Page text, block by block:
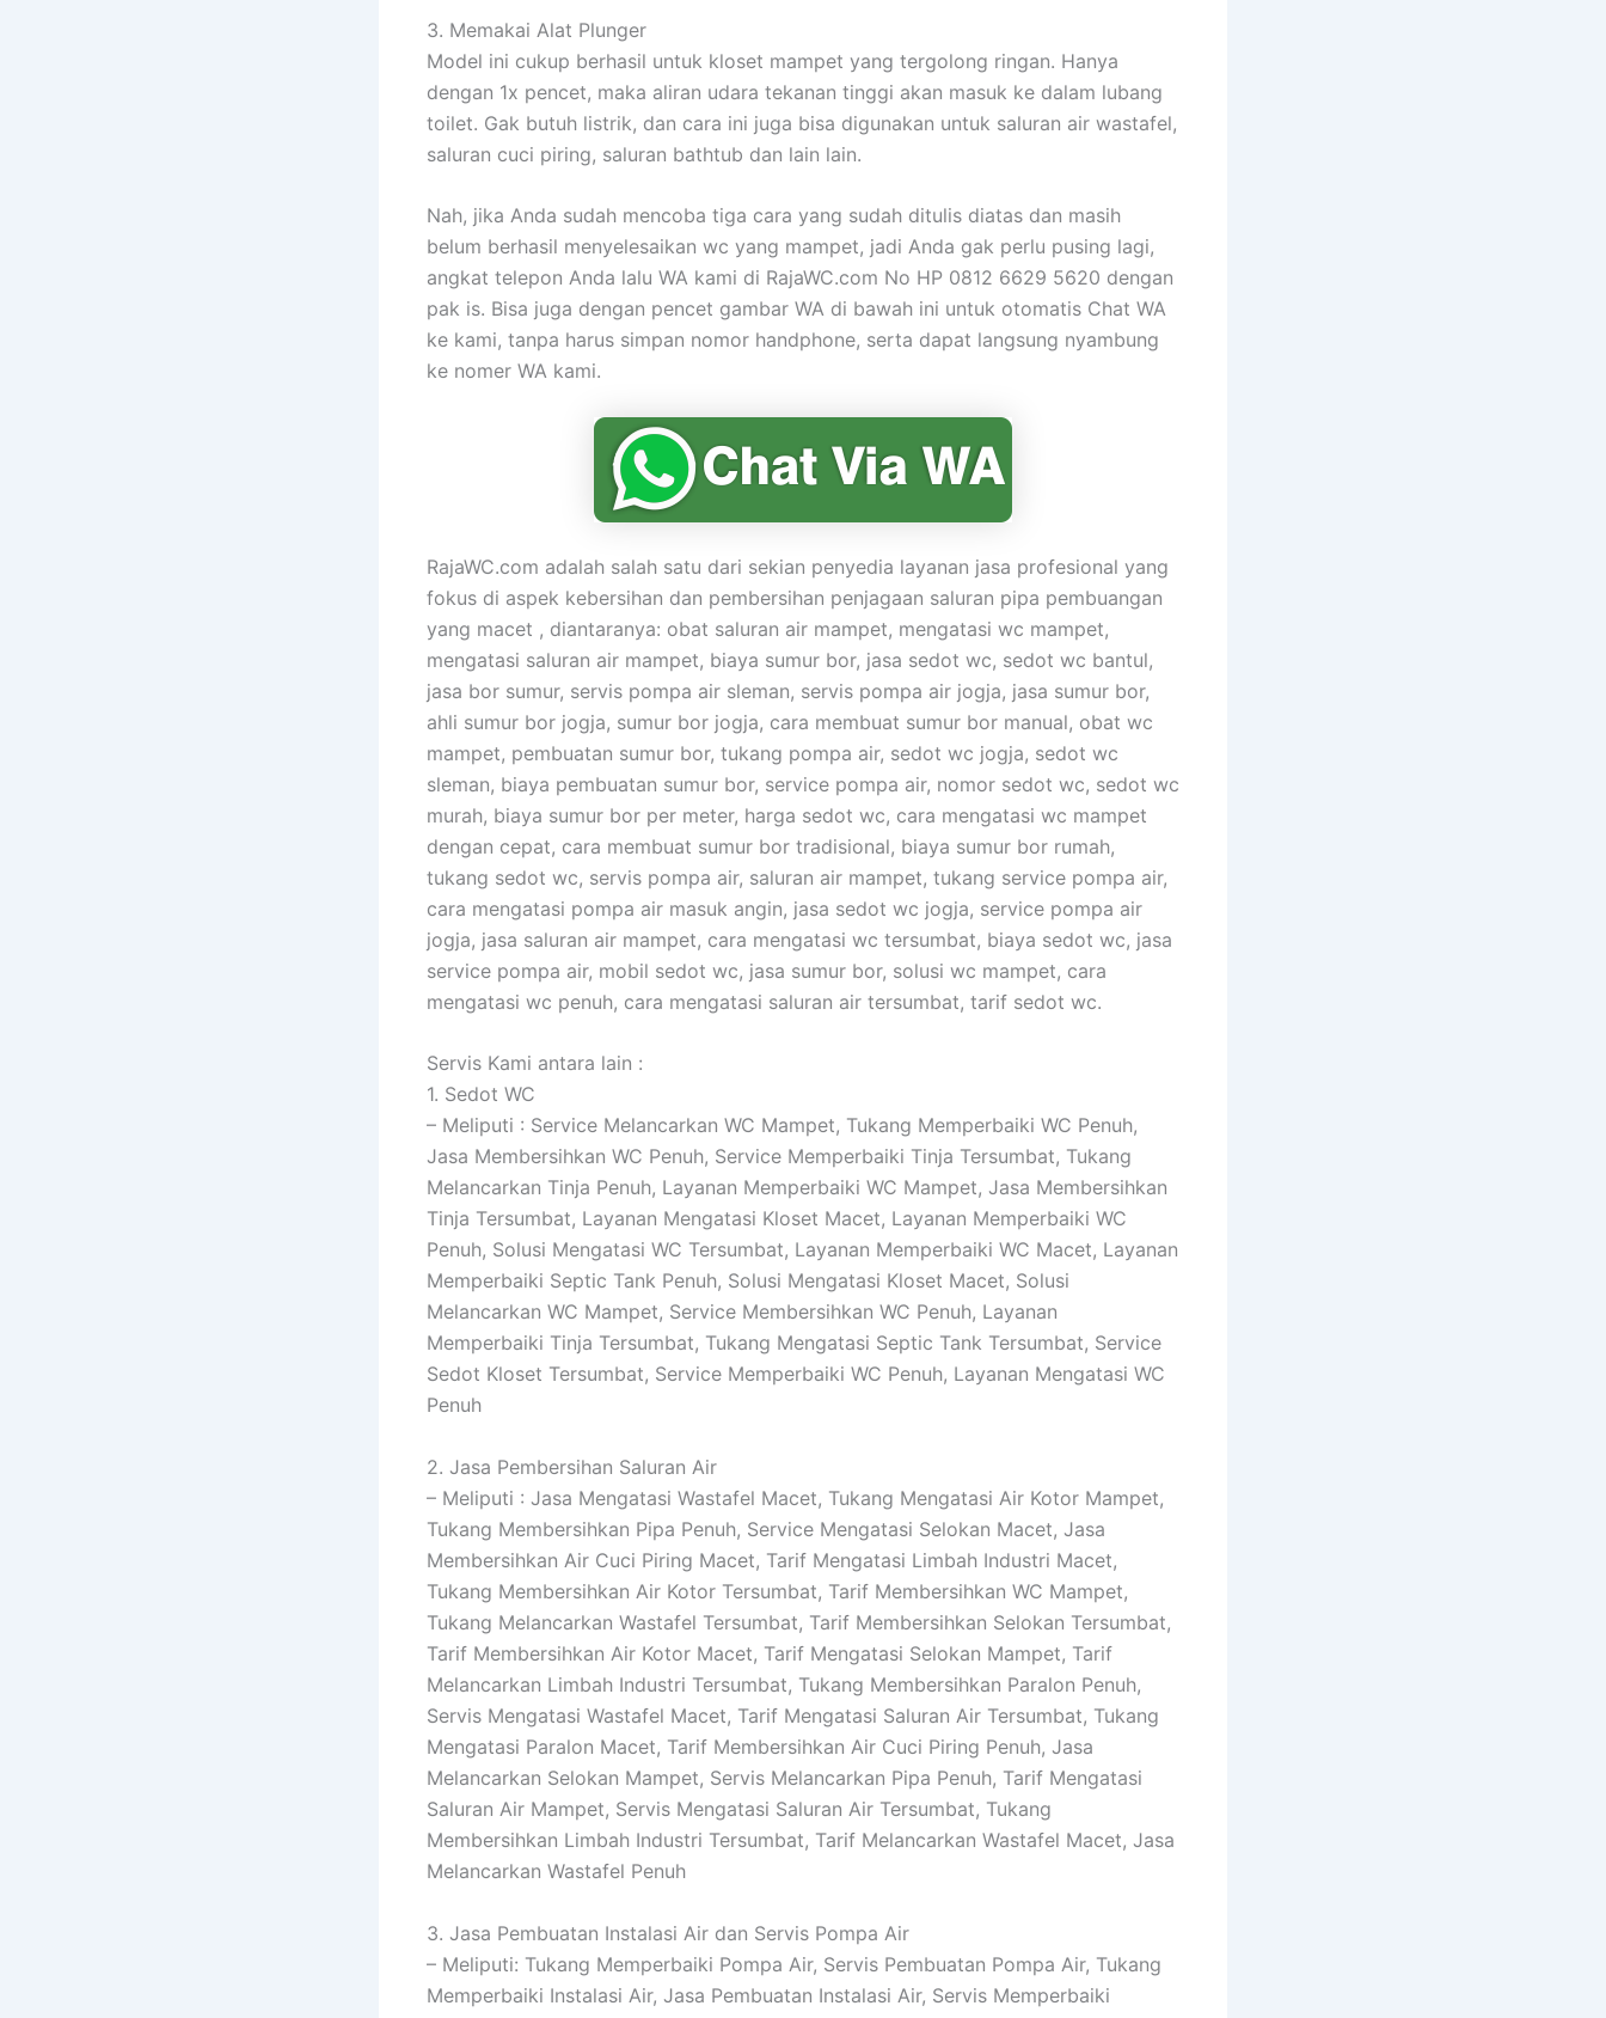
3. Memakai Alat Plunger
Model ini cukup berhasil untuk kloset mampet yang tergolong ringan. Hanya
dengan 1x pencet, maka aliran udara tekanan tinggi akan masuk ke dalam lubang
toilet. Gak butuh listrik, dan cara ini juga bisa digunakan untuk saluran air wastafel,
saluran cuci piring, saluran bathtub dan lain lain.
Nah, jika Anda sudah mencoba tiga cara yang sudah ditulis diatas dan masih
belum berhasil menyelesaikan wc yang mampet, jadi Anda gak perlu pusing lagi,
angkat telepon Anda lalu WA kami di RajaWC.com No HP 0812 6629 5620 dengan
pak is. Bisa juga dengan pencet gambar WA di bawah ini untuk otomatis Chat WA
ke kami, tanpa harus simpan nomor handphone, serta dapat langsung nyambung
ke nomer WA kami.
RajaWC.com adalah salah satu dari sekian penyedia layanan jasa profesional yang
fokus di aspek kebersihan dan pembersihan penjagaan saluran pipa pembuangan
yang macet , diantaranya: obat saluran air mampet, mengatasi wc mampet,
mengatasi saluran air mampet, biaya sumur bor, jasa sedot wc, sedot wc bantul,
jasa bor sumur, servis pompa air sleman, servis pompa air jogja, jasa sumur bor,
ahli sumur bor jogja, sumur bor jogja, cara membuat sumur bor manual, obat wc
mampet, pembuatan sumur bor, tukang pompa air, sedot wc jogja, sedot wc
sleman, biaya pembuatan sumur bor, service pompa air, nomor sedot wc, sedot wc
murah, biaya sumur bor per meter, harga sedot wc, cara mengatasi wc mampet
dengan cepat, cara membuat sumur bor tradisional, biaya sumur bor rumah,
tukang sedot wc, servis pompa air, saluran air mampet, tukang service pompa air,
cara mengatasi pompa air masuk angin, jasa sedot wc jogja, service pompa air
jogja, jasa saluran air mampet, cara mengatasi wc tersumbat, biaya sedot wc, jasa
service pompa air, mobil sedot wc, jasa sumur bor, solusi wc mampet, cara
mengatasi wc penuh, cara mengatasi saluran air tersumbat, tarif sedot wc.
Servis Kami antara lain :
1. Sedot WC
– Meliputi : Service Melancarkan WC Mampet, Tukang Memperbaiki WC Penuh,
Jasa Membersihkan WC Penuh, Service Memperbaiki Tinja Tersumbat, Tukang
Melancarkan Tinja Penuh, Layanan Memperbaiki WC Mampet, Jasa Membersihkan
Tinja Tersumbat, Layanan Mengatasi Kloset Macet, Layanan Memperbaiki WC
Penuh, Solusi Mengatasi WC Tersumbat, Layanan Memperbaiki WC Macet, Layanan
Memperbaiki Septic Tank Penuh, Solusi Mengatasi Kloset Macet, Solusi
Melancarkan WC Mampet, Service Membersihkan WC Penuh, Layanan
Memperbaiki Tinja Tersumbat, Tukang Mengatasi Septic Tank Tersumbat, Service
Sedot Kloset Tersumbat, Service Memperbaiki WC Penuh, Layanan Mengatasi WC
Penuh
2. Jasa Pembersihan Saluran Air
– Meliputi : Jasa Mengatasi Wastafel Macet, Tukang Mengatasi Air Kotor Mampet,
Tukang Membersihkan Pipa Penuh, Service Mengatasi Selokan Macet, Jasa
Membersihkan Air Cuci Piring Macet, Tarif Mengatasi Limbah Industri Macet,
Tukang Membersihkan Air Kotor Tersumbat, Tarif Membersihkan WC Mampet,
Tukang Melancarkan Wastafel Tersumbat, Tarif Membersihkan Selokan Tersumbat,
Tarif Membersihkan Air Kotor Macet, Tarif Mengatasi Selokan Mampet, Tarif
Melancarkan Limbah Industri Tersumbat, Tukang Membersihkan Paralon Penuh,
Servis Mengatasi Wastafel Macet, Tarif Mengatasi Saluran Air Tersumbat, Tukang
Mengatasi Paralon Macet, Tarif Membersihkan Air Cuci Piring Penuh, Jasa
Melancarkan Selokan Mampet, Servis Melancarkan Pipa Penuh, Tarif Mengatasi
Saluran Air Mampet, Servis Mengatasi Saluran Air Tersumbat, Tukang
Membersihkan Limbah Industri Tersumbat, Tarif Melancarkan Wastafel Macet, Jasa
Melancarkan Wastafel Penuh
3. Jasa Pembuatan Instalasi Air dan Servis Pompa Air
– Meliputi: Tukang Memperbaiki Pompa Air, Servis Pembuatan Pompa Air, Tukang
Memperbaiki Instalasi Air, Jasa Pembuatan Instalasi Air, Servis Memperbaiki